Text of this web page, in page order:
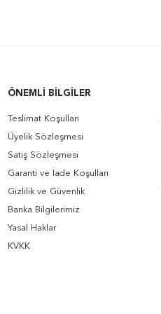
ÖNEMLI BILGILER
Teslimat Koşulları
Üyelik Sözleşmesi
Satış Sözleşmesi
Garanti ve İade Koşulları
Gizlilik ve Güvenlik
Banka Bilgilerimiz
Yasal Haklar
KVKK